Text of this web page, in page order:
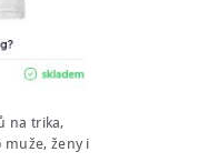
na trika,
muže, ženy i